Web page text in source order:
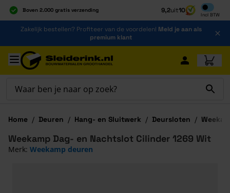
Boven 2.000 gratis verzending
Al 40 jaar dé specialist
Alles onder één dak
9,2uit10
Incl BTW
Inclusief
Ga naar de inhoud
Zakelijk bestellen? Profiteer van de voordelen! Meld je aan als
premium klant
Ga naar hoofdinhoud
Home / Deuren / Hang- en Sluitwerk / Deursloten /
Weekamp Dag- en Nachtslot Cilinder 1269 Wit
Merk: Weekamp deuren